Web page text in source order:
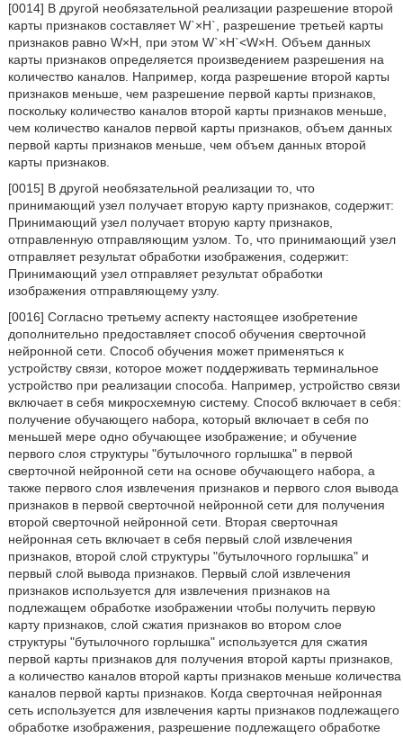
[0014] В другой необязательной реализации разрешение второй
карты признаков составляет W`×H`, разрешение третьей карты
признаков равно W×H, при этом W`×H`<W×H. Объем данных
карты признаков определяется произведением разрешения на
количество каналов. Например, когда разрешение второй карты
признаков меньше, чем разрешение первой карты признаков,
поскольку количество каналов второй карты признаков меньше,
чем количество каналов первой карты признаков, объем данных
первой карты признаков меньше, чем объем данных второй
карты признаков.
[0015] В другой необязательной реализации то, что
принимающий узел получает вторую карту признаков, содержит:
Принимающий узел получает вторую карту признаков,
отправленную отправляющим узлом. То, что принимающий узел
отправляет результат обработки изображения, содержит:
Принимающий узел отправляет результат обработки
изображения отправляющему узлу.
[0016] Согласно третьему аспекту настоящее изобретение
дополнительно предоставляет способ обучения сверточной
нейронной сети. Способ обучения может применяться к
устройству связи, которое может поддерживать терминальное
устройство при реализации способа. Например, устройство связи
включает в себя микросхемную систему. Способ включает в себя:
получение обучающего набора, который включает в себя по
меньшей мере одно обучающее изображение; и обучение
первого слоя структуры "бутылочного горлышка" в первой
сверточной нейронной сети на основе обучающего набора, а
также первого слоя извлечения признаков и первого слоя вывода
признаков в первой сверточной нейронной сети для получения
второй сверточной нейронной сети. Вторая сверточная
нейронная сеть включает в себя первый слой извлечения
признаков, второй слой структуры "бутылочного горлышка" и
первый слой вывода признаков. Первый слой извлечения
признаков используется для извлечения признаков на
подлежащем обработке изображении чтобы получить первую
карту признаков, слой сжатия признаков во втором слое
структуры "бутылочного горлышка" используется для сжатия
первой карты признаков для получения второй карты признаков,
а количество каналов второй карты признаков меньше количества
каналов первой карты признаков. Когда сверточная нейронная
сеть используется для извлечения карты признаков подлежащего
обработке изображения, разрешение подлежащего обработке